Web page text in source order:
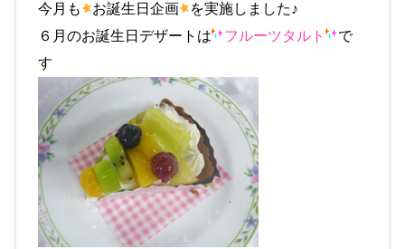
今月も お誕生日企画
を実施しました♪
６月のお誕生日デザートは
フルーツタルト
で
す